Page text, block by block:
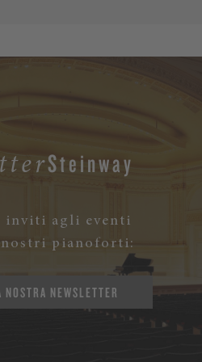
Steinway
inviti agli eventi
nostri pianoforti:
NEWSLETTER